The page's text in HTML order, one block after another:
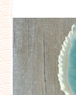
a propos
contact